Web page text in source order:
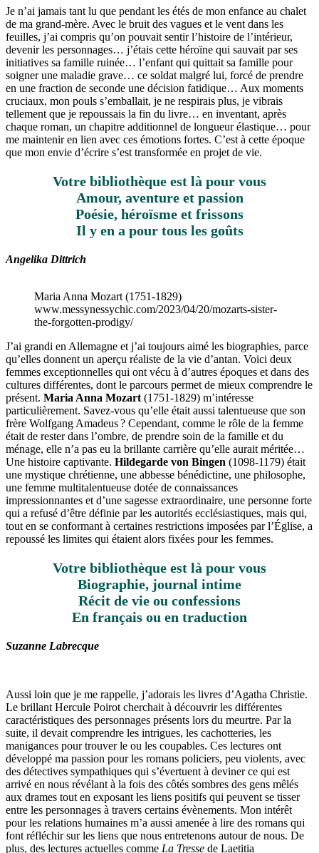
Je n’ai jamais tant lu que pendant les étés de mon enfance au chalet
de ma grand-mère. Avec le bruit des vagues et le vent dans les
feuilles, j’ai compris qu’on pouvait sentir l’histoire de l’intérieur,
devenir les personnages… j’étais cette héroïne qui sauvait par ses
initiatives sa famille ruinée… l’enfant qui quittait sa famille pour
soigner une maladie grave… ce soldat malgré lui, forcé de prendre
en une fraction de seconde une décision fatidique… Aux moments
cruciaux, mon pouls s’emballait, je ne respirais plus, je vibrais
tellement que je repoussais la fin du livre… en inventant, après
chaque roman, un chapitre additionnel de longueur élastique… pour
me maintenir en lien avec ces émotions fortes. C’est à cette époque
que mon envie d’écrire s’est transformée en projet de vie.
Votre bibliothèque est là pour vous
Amour, aventure et passion
Poésie, héroïsme et frissons
Il y en a pour tous les goûts
Angelika Dittrich
Maria Anna Mozart (1751-1829)
www.messynessychic.com/2023/04/20/mozarts-sister-
the-forgotten-prodigy/
J’ai grandi en Allemagne et j’ai toujours aimé les biographies, parce
qu’elles donnent un aperçu réaliste de la vie d’antan. Voici deux
femmes exceptionnelles qui ont vécu à d’autres époques et dans des
cultures différentes, dont le parcours permet de mieux comprendre le
présent. Maria Anna Mozart (1751-1829) m’intéresse
particulièrement. Savez-vous qu’elle était aussi talentueuse que son
frère Wolfgang Amadeus ? Cependant, comme le rôle de la femme
était de rester dans l’ombre, de prendre soin de la famille et du
ménage, elle n’a pas eu la brillante carrière qu’elle aurait méritée…
Une histoire captivante. Hildegarde von Bingen (1098-1179) était
une mystique chrétienne, une abbesse bénédictine, une philosophe,
une femme multitalentueuse dotée de connaissances
impressionnantes et d’une sagesse extraordinaire, une personne forte
qui a refusé d’être définie par les autorités ecclésiastiques, mais qui,
tout en se conformant à certaines restrictions imposées par l’Église, a
repoussé les limites qui étaient alors fixées pour les femmes.
Votre bibliothèque est là pour vous
Biographie, journal intime
Récit de vie ou confessions
En français ou en traduction
Suzanne Labrecque
Aussi loin que je me rappelle, j’adorais les livres d’Agatha Christie.
Le brillant Hercule Poirot cherchait à découvrir les différentes
caractéristiques des personnages présents lors du meurtre. Par la
suite, il devait comprendre les intrigues, les cachotteries, les
manigances pour trouver le ou les coupables. Ces lectures ont
développé ma passion pour les romans policiers, peu violents, avec
des détectives sympathiques qui s’évertuent à deviner ce qui est
arrivé en nous révélant à la fois des côtés sombres des gens mêlés
aux drames tout en exposant les liens positifs qui peuvent se tisser
entre les personnages à travers certains évènements. Mon intérêt
pour les relations humaines m’a aussi amenée à lire des romans qui
font réfléchir sur les liens que nous entretenons autour de nous. De
plus, des lectures actuelles comme La Tresse de Laetitia